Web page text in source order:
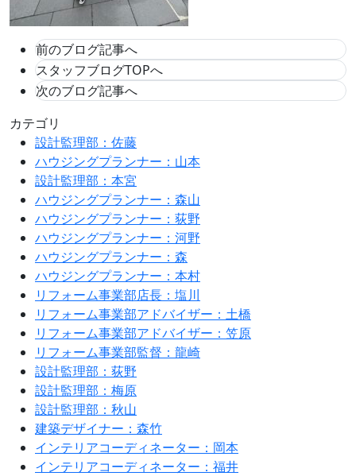
前のブログ記事へ
スタッフブログTOPへ
次のブログ記事へ
カテゴリ
設計監理部：佐藤
ハウジングプランナー：山本
設計監理部：本宮
ハウジングプランナー：森山
ハウジングプランナー：荻野
ハウジングプランナー：河野
ハウジングプランナー：森
ハウジングプランナー：本村
リフォーム事業部店長：塩川
リフォーム事業部アドバイザー：土橋
リフォーム事業部アドバイザー：笠原
リフォーム事業部監督：龍崎
設計監理部：荻野
設計監理部：梅原
設計監理部：秋山
建築デザイナー：森竹
インテリアコーディネーター：岡本
インテリアコーディネーター：福井